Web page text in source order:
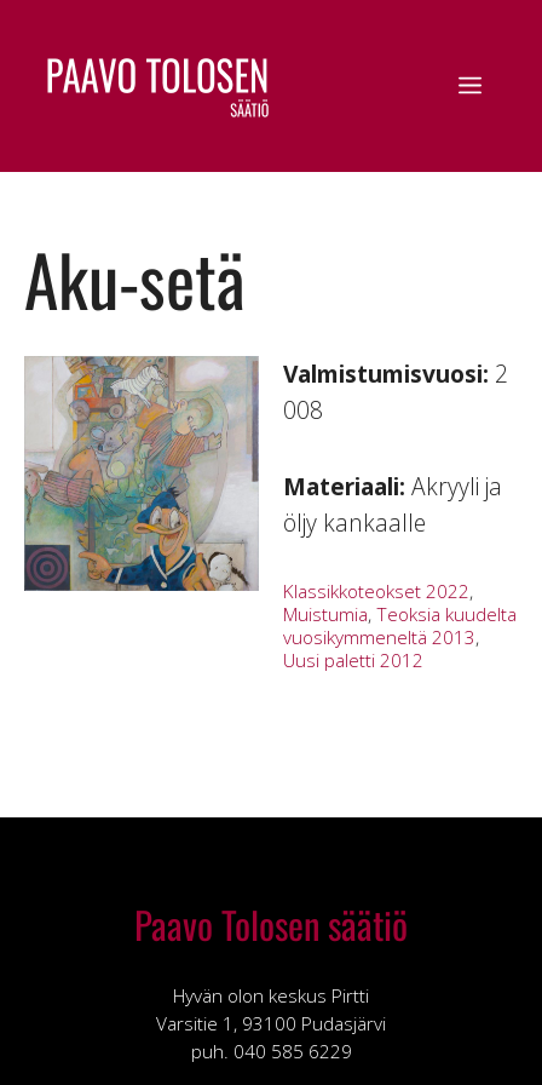
Aku-setä
Valmistumisvuosi: 2
008
Materiaali: Akryyli ja
öljy kankaalle
Klassikkoteokset 2022,
Muistumia,Teoksia kuudelta
vuosikymmeneltä 2013,
Uusi paletti 2012
Paavo Tolosen säätiö
Hyvän olon keskus Pirtti
Varsitie 1, 93100 Pudasjärvi
puh. 040 585 6229